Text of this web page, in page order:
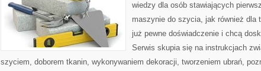
wiedzy dla osób stawiających
maszynie do szycia, jak również dla
już pewne doświadczenie i chcą
Serwis skupia się na instrukcjach
szyciem, doborem tkanin, wykonywaniem dekoracji, tworzeniem ubrań,